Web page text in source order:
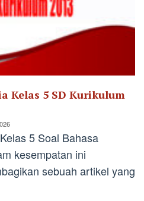
Kelas 5 SD Kurikulum
5 Soal Bahasa
kesempatan ini
sebuah artikel yang